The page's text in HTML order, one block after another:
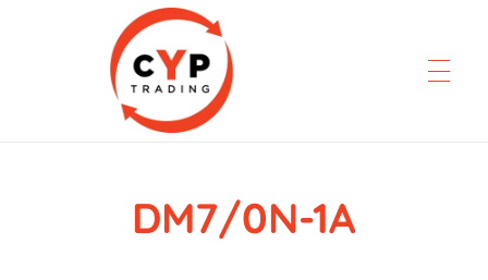
CYP Trading
DM7/0N-1A